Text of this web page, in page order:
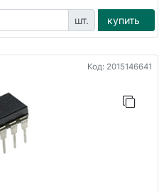
шт. купить
Код: 2015146641